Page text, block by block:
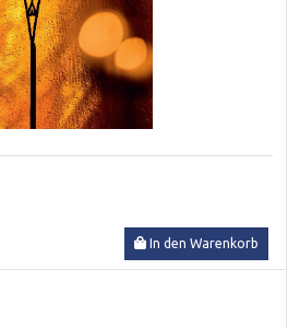
In den Warenkorb